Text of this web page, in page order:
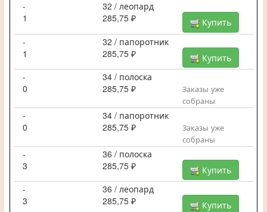
-
32 / леопард
1
285,75 ₽
Купить
-
32 / папоротник
1
285,75 ₽
Купить
-
34 / полоска
0
285,75 ₽
Заказы уже
собраны
-
34 / папоротник
0
285,75 ₽
Заказы уже
собраны
-
36 / полоска
3
285,75 ₽
Купить
-
36 / леопард
3
285,75 ₽
Купить